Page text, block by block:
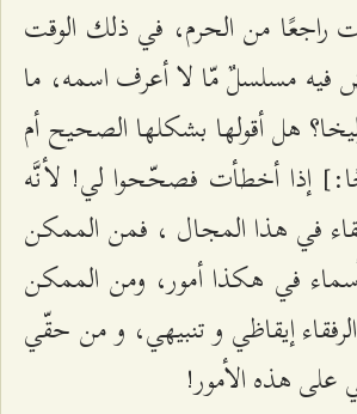
راجعًا من الحرم، في ذلك الوقت
مسلسلٌ مّا لا أعرف اسمه، ما
هل أقولها بشكلها الصحيح أم
إذا أخطأت فصحّحوا لي! لأنَّه
في هذا المجال ، فمن الممكن
في هكذا أمور، ومن الممكن
إيقاظي و تنبيهي، و من حقّي
على هذه الأمور!